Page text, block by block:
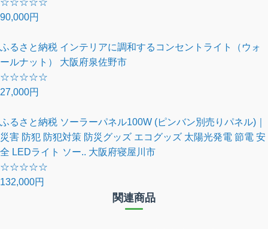
☆☆☆☆☆
90,000円
ふるさと納税 インテリアに調和するコンセントライト（ウォ
ールナット） 大阪府泉佐野市
☆☆☆☆☆
27,000円
ふるさと納税 ソーラーパネル100W (ピンバン別売りパネル)｜
災害 防犯 防犯対策 防災グッズ エコグッズ 太陽光発電 節電 安
全 LEDライト ソー.. 大阪府寝屋川市
☆☆☆☆☆
132,000円
関連商品